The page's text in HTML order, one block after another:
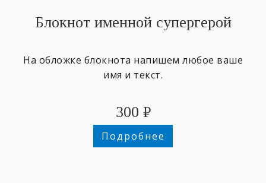
Блокнот именной супергерой
На обложке блокнота напишем любое ваше
имя и текст.
300 ₽
Подробнее